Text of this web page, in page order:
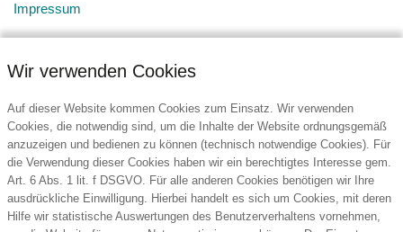
Impressum
Kontakt
BURG Services GmbH & Co. KG
Hansestraße 107
Wir verwenden Cookies
Auf dieser Website kommen Cookies zum Einsatz. Wir verwenden
Cookies, die notwendig sind, um die Inhalte der Website ordnungsgemäß
anzuzeigen und bedienen zu können (technisch notwendige Cookies). Für
die Verwendung dieser Cookies haben wir ein berechtigtes Interesse gem.
Art. 6 Abs. 1 lit. f DSGVO. Für alle anderen Cookies benötigen wir Ihre
ausdrückliche Einwilligung. Hierbei handelt es sich um Cookies, mit deren
Hilfe wir statistische Auswertungen des Benutzerverhaltens vornehmen,